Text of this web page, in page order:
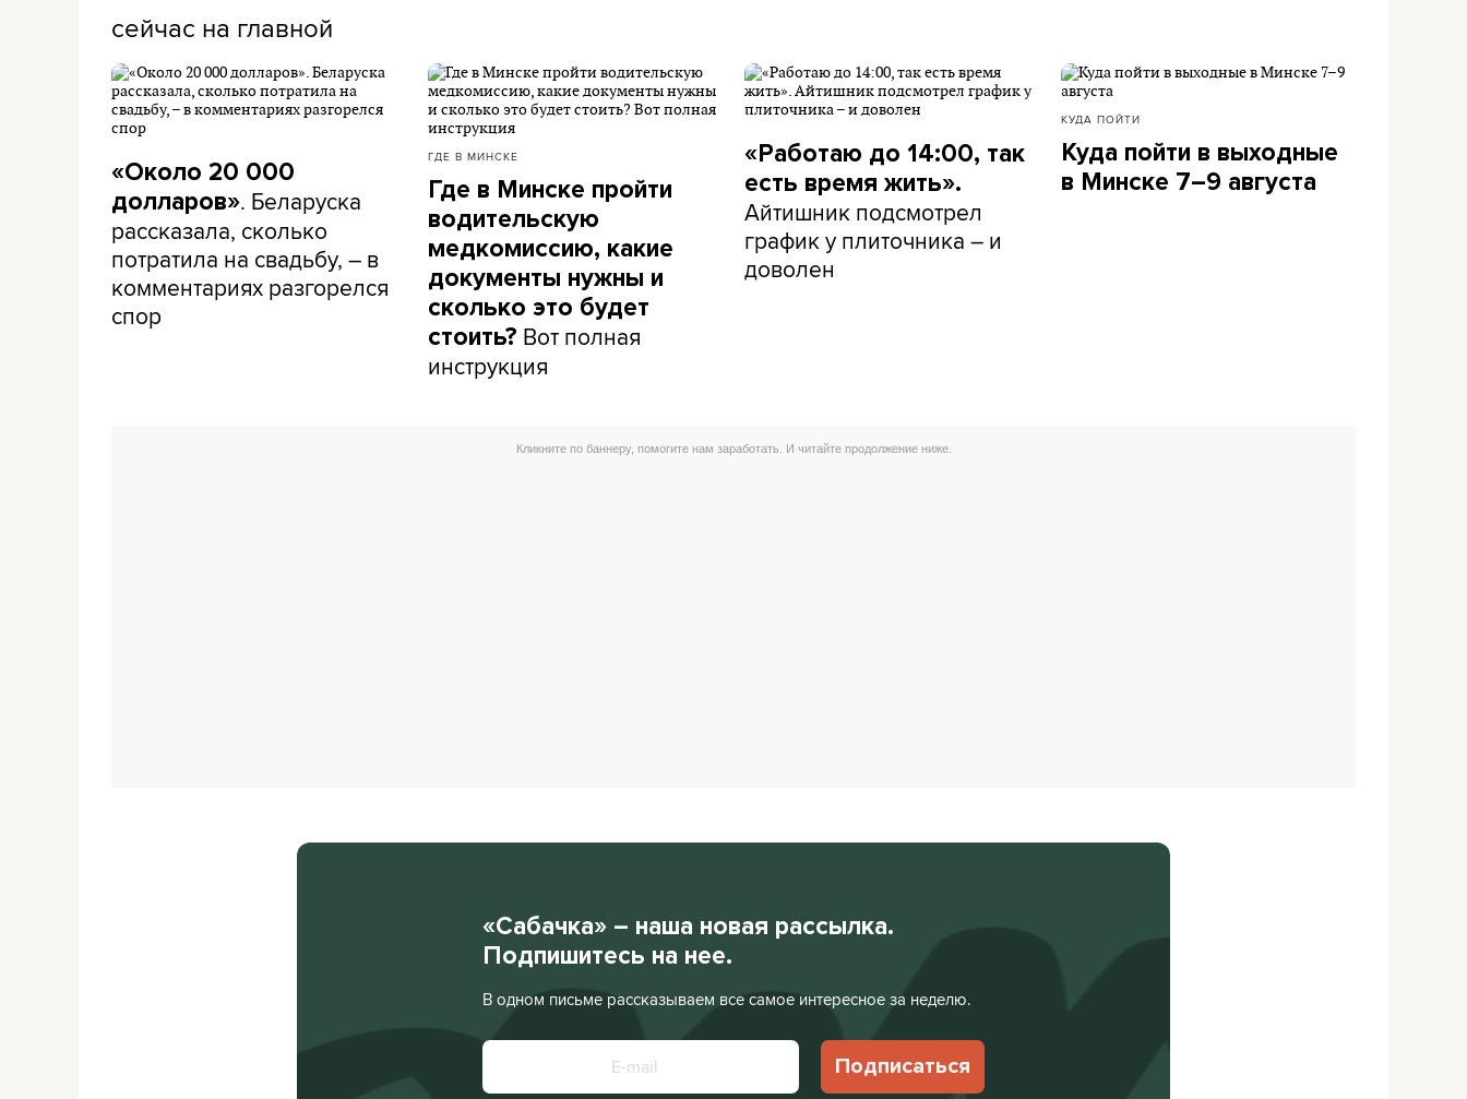
сейчас на главной
«Около 20 000
долларов». Беларуска
рассказала, сколько
потратила на свадьбу, – в
комментариях разгорелся
спор
ГДЕ В МИНСКЕ
Где в Минске пройти
водительскую
медкомиссию, какие
документы нужны и
сколько это будет
стоить? Вот полная
инструкция
«Работаю до 14:00, так
есть время жить».
Айтишник подсмотрел
график у плиточника – и
доволен
КУДА ПОЙТИ
Куда пойти в выходные
в Минске 7–9 августа
«Сабачка» – наша новая рассылка.
Подпишитесь на нее.
В одном письме рассказываем все самое интересное за неделю.
Подписаться